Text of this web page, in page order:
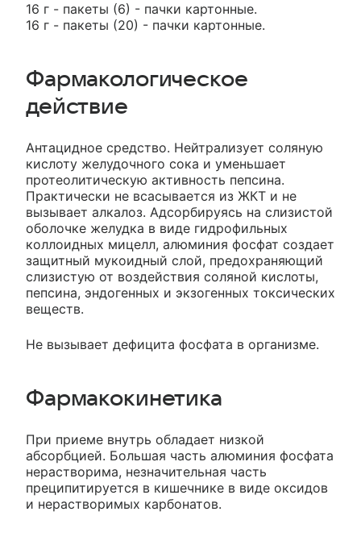
16 г - пакеты (6) - пачки картонные.
16 г - пакеты (20) - пачки картонные.
Фармакологическое
действие
Антацидное средство. Нейтрализует соляную
кислоту желудочного сока и уменьшает
протеолитическую активность пепсина.
Практически не всасывается из ЖКТ и не
вызывает алкалоз. Адсорбируясь на слизистой
оболочке желудка в виде гидрофильных
коллоидных мицелл, алюминия фосфат создает
защитный мукоидный слой, предохраняющий
слизистую от воздействия соляной кислоты,
пепсина, эндогенных и экзогенных токсических
веществ.
Не вызывает дефицита фосфата в организме.
Фармакокинетика
При приеме внутрь обладает низкой
абсорбцией. Большая часть алюминия фосфата
нерастворима, незначительная часть
преципитируется в кишечнике в виде оксидов
и нерастворимых карбонатов.